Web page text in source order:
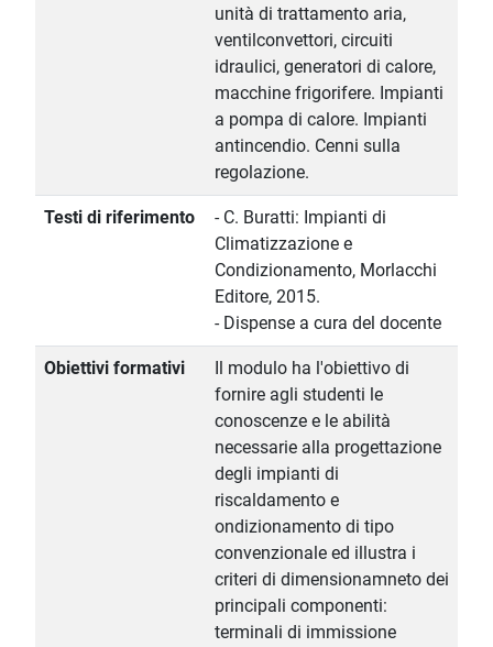
unità di trattamento aria,
ventilconvettori, circuiti
idraulici, generatori di calore,
macchine frigorifere. Impianti
a pompa di calore. Impianti
antincendio. Cenni sulla
regolazione.
Testi di riferimento
- C. Buratti: Impianti di
Climatizzazione e
Condizionamento, Morlacchi
Editore, 2015.
- Dispense a cura del docente
Obiettivi formativi
Il modulo ha l'obiettivo di
fornire agli studenti le
conoscenze e le abilità
necessarie alla progettazione
degli impianti di
riscaldamento e
ondizionamento di tipo
convenzionale ed illustra i
criteri di dimensionamneto dei
principali componenti:
terminali di immissione